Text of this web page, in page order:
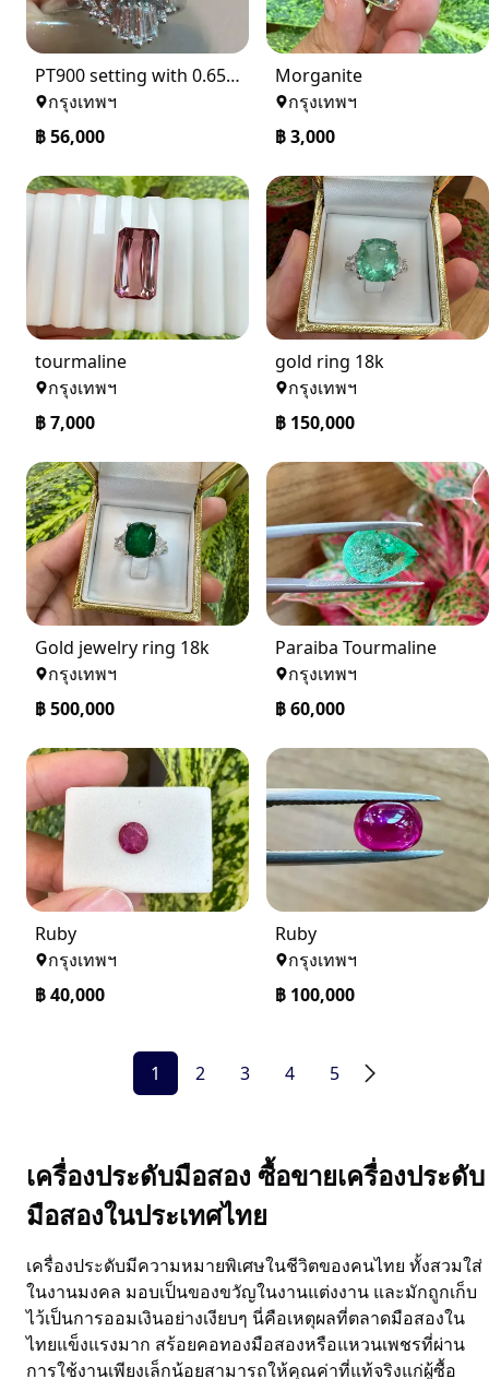
PT900 setting with 0.65ct Emerald Ring
กรุงเทพฯ
฿56,000
Morganite
กรุงเทพฯ
฿3,000
tourmaline
กรุงเทพฯ
฿7,000
gold ring 18k
กรุงเทพฯ
฿ 150,000
Gold jewelry ring 18k
กรุงเทพฯ
฿500,000
Paraiba Tourmaline
กรุงเทพฯ
฿60,000
Ruby
กรุงเทพฯ
฿40,000
Ruby
กรุงเทพฯ
฿ 100,000
1 2 3 4 5
เครื่องประดับมือสอง ซื้อขายเครื่องประดับ
มือสองในประเทศไทย
เครื่องประดับมีความหมายพิเศษในชีวิตของคนไทย ทั้งสวมใส่
ในงานมงคล มอบเป็นของขวัญในงานแต่งงาน และมักถูกเก็บ
ไว้เป็นการออมเงินอย่างเงียบๆ นี่คือเหตุผลที่ตลาดมือสองใน
ไทยแข็งแรงมาก สร้อยคอทองมือสองหรือแหวนเพชรที่ผ่าน
การใช้งานเพียงเล็กน้อยสามารถให้คุณค่าที่แท้จริงแก่ผู้ซื้อ